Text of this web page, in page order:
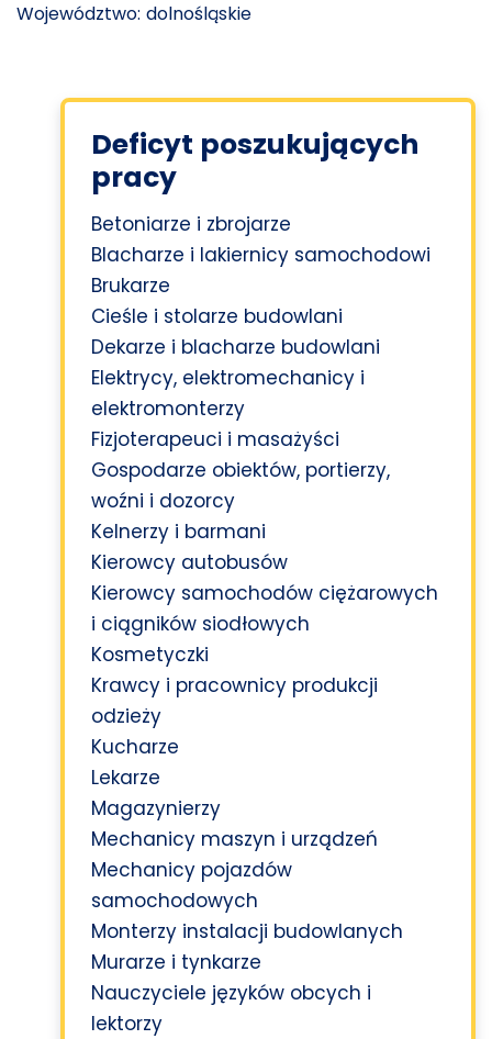
Województwo: dolnośląskie
Deficyt poszukujących
pracy
Betoniarze i zbrojarze
Blacharze i lakiernicy samochodowi
Brukarze
Cieśle i stolarze budowlani
Dekarze i blacharze budowlani
Elektrycy, elektromechanicy i
elektromonterzy
Fizjoterapeuci i masażyści
Gospodarze obiektów, portierzy,
woźni i dozorcy
Kelnerzy i barmani
Kierowcy autobusów
Kierowcy samochodów ciężarowych
i ciągników siodłowych
Kosmetyczki
Krawcy i pracownicy produkcji
odzieży
Kucharze
Lekarze
Magazynierzy
Mechanicy maszyn i urządzeń
Mechanicy pojazdów
samochodowych
Monterzy instalacji budowlanych
Murarze i tynkarze
Nauczyciele języków obcych i
lektorzy